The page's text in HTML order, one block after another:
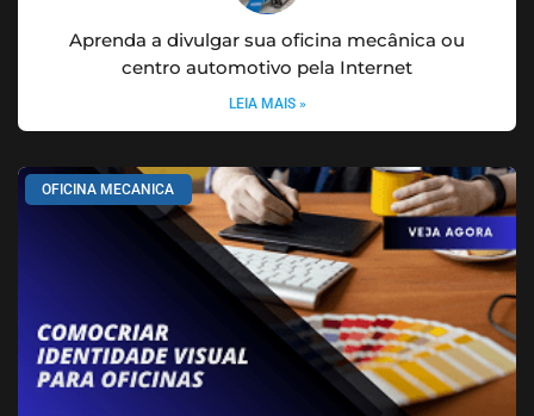
Aprenda a divulgar sua oficina mecânica ou
centro automotivo pela Internet
LEIA MAIS »
OFICINA MECANICA